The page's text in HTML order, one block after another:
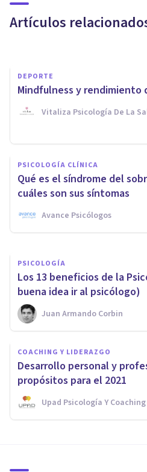
Artículos
a tus empleados
DEPORTE
Mindfulness y rendimiento
Vitaliza Psicología De La
PSICOLOGÍA CLÍNICA
Qué es el síndrome del
cuáles son sus síntomas
Avance Psicólogos
UPAD
«Alcanzar el
por alcanzar el
Bertrand Regader
PSICOLOGÍA
Los 13 beneficios de la
buena idea ir al psicólogo)
Juan Armando Corbin
COACHING Y LIDERAZGO
Desarrollo personal y
propósitos para el 2021
Upad Psicología Y Coaching